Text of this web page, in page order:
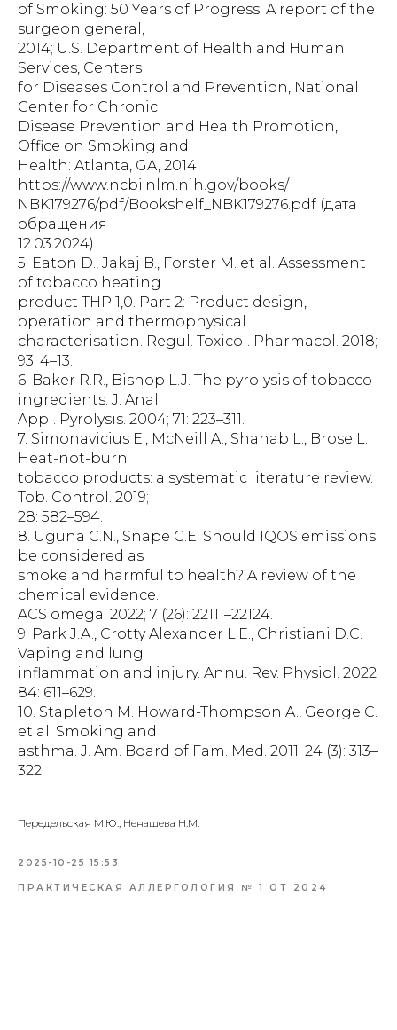
of Smoking: 50 Years of Progress. A report of the
surgeon general,
2014; U.S. Department of Health and Human
Services, Centers
for Diseases Control and Prevention, National
Center for Chronic
Disease Prevention and Health Promotion,
Office on Smoking and
Health: Atlanta, GA, 2014.
https://www.ncbi.nlm.nih.gov/books/
NBK179276/pdf/Bookshelf_NBK179276.pdf (дата
обращения
12.03.2024).
5. Eaton D., Jakaj B., Forster M. et al. Assessment
of tobacco heating
product THP 1,0. Part 2: Product design,
operation and thermophysical
characterisation. Regul. Toxicol. Pharmacol. 2018;
93: 4–13.
6. Baker R.R., Bishop L.J. The pyrolysis of tobacco
ingredients. J. Anal.
Appl. Pyrolysis. 2004; 71: 223–311.
7. Simonavicius E., McNeill A., Shahab L., Brose L.
Heat-not-burn
tobacco products: a systematic literature review.
Tob. Control. 2019;
28: 582–594.
8. Uguna C.N., Snape C.E. Should IQOS emissions
be considered as
smoke and harmful to health? A review of the
chemical evidence.
ACS omega. 2022; 7 (26): 22111–22124.
9. Park J.A., Crotty Alexander L.E., Christiani D.C.
Vaping and lung
inflammation and injury. Annu. Rev. Physiol. 2022;
84: 611–629.
10. Stapleton M. Howard-Thompson A., George C.
et al. Smoking and
asthma. J. Am. Board of Fam. Med. 2011; 24 (3): 313–
322.
Передельская М.Ю., Ненашева Н.М.
2025-10-25 15:53
ПРАКТИЧЕСКАЯ АЛЛЕРГОЛОГИЯ № 1 ОТ 2024